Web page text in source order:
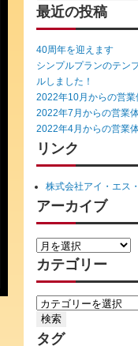
for:
最近の投稿
40周年を迎えます
シンプルプランのテン
ルしました！
2022年10月からの営業
2022年7月からの営業
2022年4月からの営業
リンク
株式会社アイ・エス
アーカイブ
カテゴリー
タグ